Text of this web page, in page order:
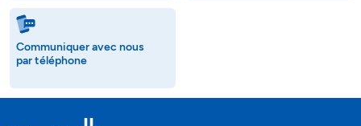
Communiquer avec nous
par téléphone